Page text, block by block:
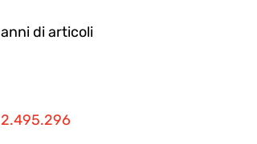
anni di articoli
2.495.296